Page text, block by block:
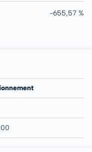
-655,57 %